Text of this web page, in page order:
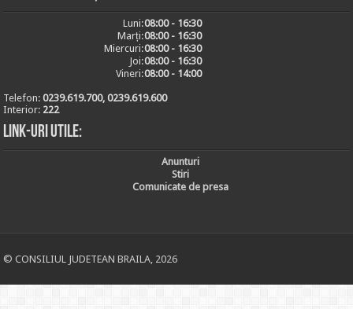
Luni:08:00 - 16:30
Marți:08:00 - 16:30
Miercuri:08:00 - 16:30
Joi:08:00 - 16:30
Vineri:08:00 - 14:00
Telefon:0239.619.700, 0239.619.600
Interior: 222
Link-uri utile:
Anunturi
Stiri
Comunicate de presa
© CONSILIUL JUDETEAN BRAILA, 2026